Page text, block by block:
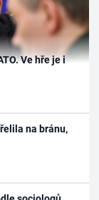
Ve hře je i
na bránu,